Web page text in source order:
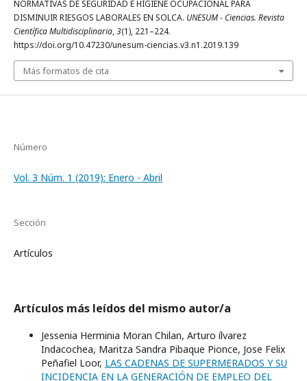
NORMATIVAS DE SEGURIDAD E HIGIENE OCUPACIONAL PARA
DISMINUIR RIESGOS LABORALES EN SOLCA. UNESUM - Ciencias. Revista
Científica Multidisciplinaria,3(1), 221–224.
https://doi.org/10.47230/unesum-ciencias.v3.n1.2019.139
Más formatos de cita
Número
Vol. 3 Núm. 1 (2019): Enero - Abril
Sección
Artículos
Artículos más leídos del mismo autor/a
Jessenia Herminia Moran Chilan, Arturo ílvarez
Indacochea, Maritza Sandra Pibaque Pionce, Jose Felix
Peñafiel Loor, LAS CADENAS DE SUPERMERADOS Y SU
INCIDENCIA EN LA GENERACIÓN DE EMPLEO DEL